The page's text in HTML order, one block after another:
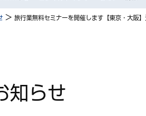
> 旅行業無料セミナーを開催します【東京・大阪
知らせ